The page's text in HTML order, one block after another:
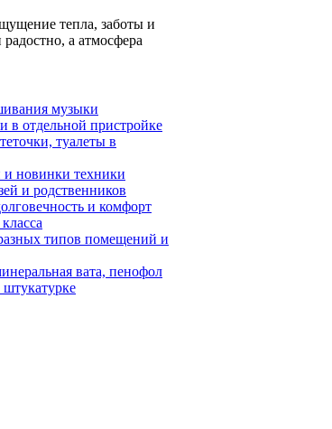
тепла, заботы и
а атмосфера
музыки
в отдельной пристройке
туалеты в
и новинки техники
и родственников
и комфорт
типов помещений и
вата, пенофол